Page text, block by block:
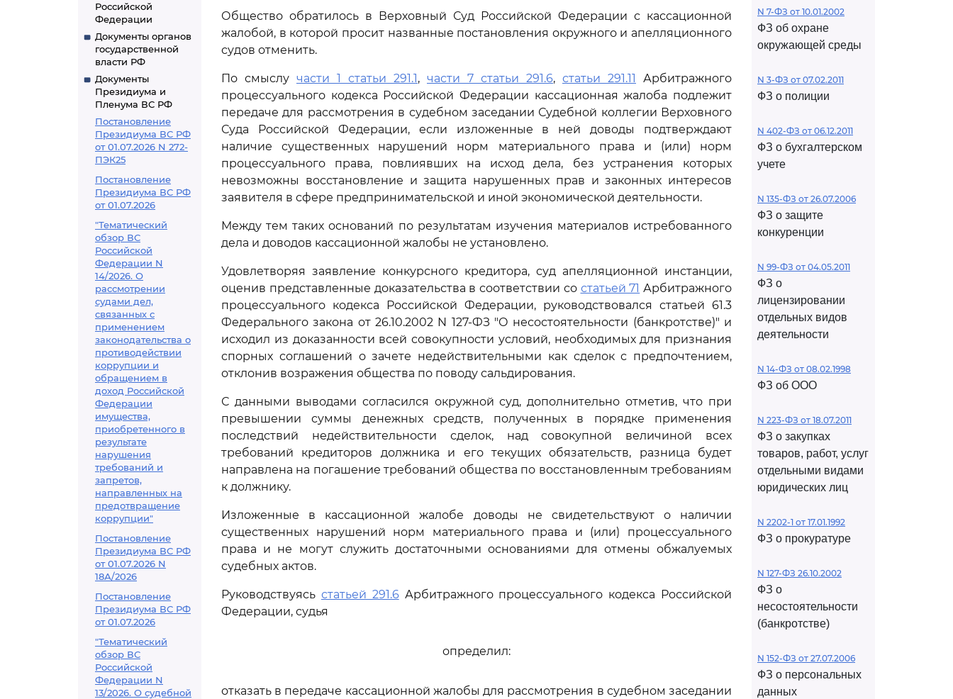
Российской
Федерации
Документы органов
государственной
власти РФ
Документы
Президиума и
Пленума ВС РФ
Постановление
Президиума ВС РФ
от 01.07.2026 N 272-
ПЭК25
Постановление
Президиума ВС РФ
от 01.07.2026
"Тематический
обзор ВС
Российской
Федерации N
14/2026. О
рассмотрении
судами дел,
связанных с
применением
законодательства о
противодействии
коррупции и
обращением в
доход Российской
Федерации
имущества,
приобретенного в
результате
нарушения
требований и
запретов,
направленных на
предотвращение
коррупции"
Постановление
Президиума ВС РФ
от 01.07.2026 N
18А/2026
Постановление
Президиума ВС РФ
от 01.07.2026
"Тематический
обзор ВС
Российской
Федерации N
13/2026. О судебной
Общество обратилось в Верховный Суд Российской Федерации с кассационной
жалобой, в которой просит названные постановления окружного и апелляционного
судов отменить.
По смыслу части 1 статьи 291.1, части 7 статьи 291.6, статьи 291.11
Арбитражного
процессуального кодекса Российской Федерации кассационная жалоба подлежит
передаче для рассмотрения в судебном заседании Судебной коллегии Верховного
Суда Российской Федерации, если изложенные в ней доводы подтверждают
наличие существенных нарушений норм материального права и (или) норм
процессуального права, повлиявших на исход дела, без устранения которых
невозможны восстановление и защита нарушенных прав и законных интересов
заявителя в сфере предпринимательской и иной экономической деятельности.
Между тем таких оснований по результатам изучения материалов истребованного
дела и доводов кассационной жалобы не установлено.
Удовлетворяя заявление конкурсного кредитора, суд апелляционной инстанции,
оценив представленные доказательства в соответствии со статьей 71 Арбитражного
процессуального кодекса Российской Федерации, руководствовался статьей 61.3
Федерального закона от 26.10.2002 N 127-ФЗ "О несостоятельности (банкротстве)" и
исходил из доказанности всей совокупности условий, необходимых для признания
спорных соглашений о зачете недействительными как сделок с предпочтением,
отклонив возражения общества по поводу сальдирования.
С данными выводами согласился окружной суд, дополнительно отметив, что при
превышении суммы денежных средств, полученных в порядке применения
последствий недействительности сделок, над совокупной величиной всех
требований кредиторов должника и его текущих обязательств, разница будет
направлена на погашение требований общества по восстановленным требованиям
к должнику.
Изложенные в кассационной жалобе доводы не свидетельствуют о наличии
существенных нарушений норм материального права и (или) процессуального
права и не могут служить достаточными основаниями для отмены обжалуемых
судебных актов.
Руководствуясь статьей 291.6Арбитражного процессуального кодекса Российской
Федерации, судья
определил:
отказать в передаче кассационной жалобы для рассмотрения в судебном заседании
N 7-ФЗ от 10.01.2002
ФЗ об охране
окружающей среды
N 3-ФЗ от 07.02.2011
ФЗ о полиции
N 402-ФЗ от 06.12.2011
ФЗ о бухгалтерском
учете
N 135-ФЗ от 26.07.2006
ФЗ о защите
конкуренции
N 99-ФЗ от 04.05.2011
ФЗ о
лицензировании
отдельных видов
деятельности
N 14-ФЗ от 08.02.1998
ФЗ об ООО
N 223-ФЗ от 18.07.2011
ФЗ о закупках
товаров, работ, услуг
отдельными видами
юридических лиц
N 2202-1 от 17.01.1992
ФЗ о прокуратуре
N 127-ФЗ 26.10.2002
ФЗ о
несостоятельности
(банкротстве)
N 152-ФЗ от 27.07.2006
ФЗ о персональных
данных